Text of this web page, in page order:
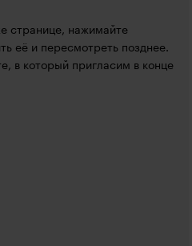
странице, нажимайте
её и пересмотреть позднее.
в который пригласим в конце